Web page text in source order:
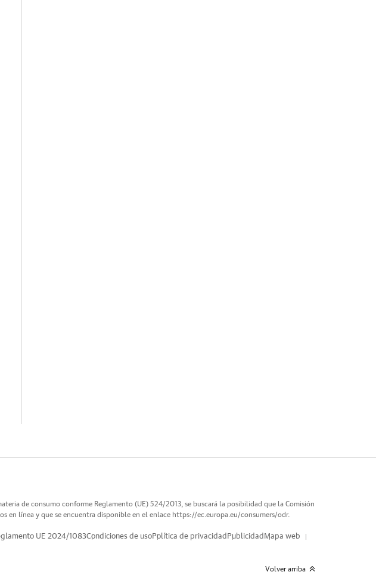
de consumo conforme Reglamento (UE) 524/2013, se buscará la posibilidad que la Comisión
en línea y que se encuentra disponible en el enlace https://ec.europa.eu/consumers/odr.
UE 2024/1083Condiciones de usoPolítica de privacidad Publicidad Mapa web
Volver arriba